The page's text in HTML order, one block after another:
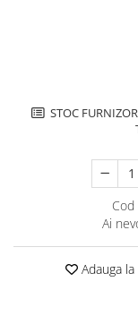
STOC
Cod
Ai
Adauga la